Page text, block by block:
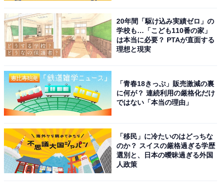
20年間「駆け込み実績ゼロ」の
学校も…「こども110番の家」
は本当に必要？ PTAが直面する
理想と現実
「青春18きっぷ」販売激減の裏
に何が？ 連続利用の厳格化だけ
ではない「本当の理由」
「移民」に冷たいのはどっちな
のか？ スイスの厳格過ぎる学歴
選別と、日本の曖昧過ぎる外国
人政策